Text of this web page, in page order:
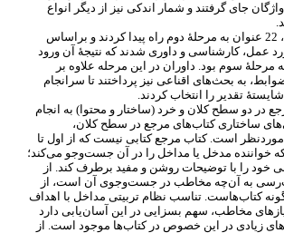
جای گرفتند و شمار اندکی نیز از دیگر انواع
از بین 46 اثر رسیده، 22 عنوان به مرحلۀ دوم راه پیدا کردند و براساس
عمل، کارشناسی و داوری شدند که نتیجۀ آن ورود
سوم بود. داوران در این مرحله علاوه بر
ضوابط، به بحثهای اقناعی نیز پرداختند تا سرانجام
تقدیر را انتخاب کردند.
در دو سطح کلان و خرد (ساختار و محتوا) به انجام
های ساختاری کتابهای مرجع در سطح کلان،
موردنظر است. کتاب مرجع کتابی نیست که از اول تا
خواننده مدخل یا مداخل را در آن جستوجو میکند؛
آنی خود را با توضیحات روشن و مفید برطرف کند. از
رسی به آنچه مخاطب در جستوجوی آن است، از
کتابهاست. تناسب نظام تربیتی مداخل با اهداف
مخاطب، سهم بسزایی در این آسانیابی دارد
های زیادی در این خصوص در کتابها موجود است. از